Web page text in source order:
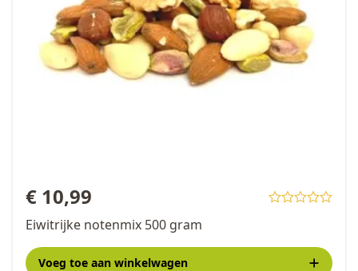
€ 10,99
Eiwitrijke notenmix 500 gram
Voeg toe aan winkelwagen